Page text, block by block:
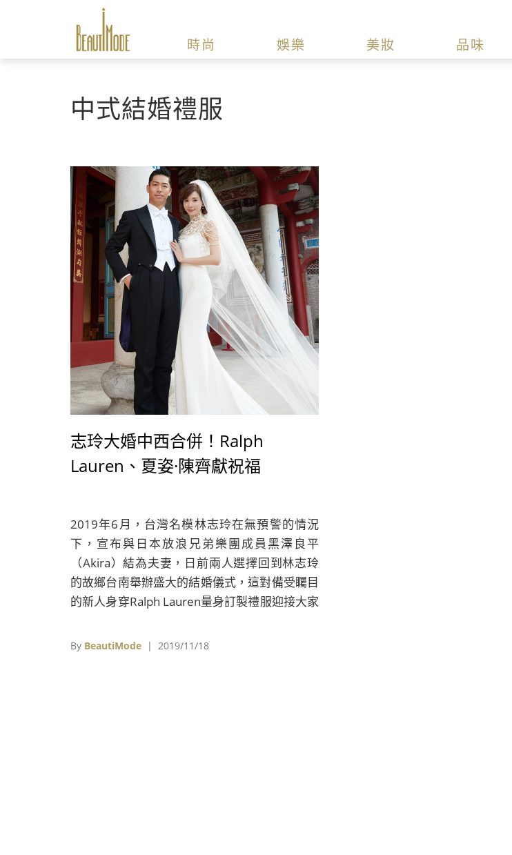
時尚 娛樂 美妝 品味
中式結婚禮服
志玲大婚中西合併！Ralph
Lauren、夏姿·陳齊獻祝福
2019年6月，台灣名模林志玲在無預警的情況
下，宣布與日本放浪兄弟樂團成員黑澤良平
（Akira）結為夫妻，日前兩人選擇回到林志玲
的故鄉台南舉辦盛大的結婚儀式，這對備受矚目
的新人身穿Ralph Lauren量身訂製禮服迎接大家
By BeautiMode | 2019/11/18